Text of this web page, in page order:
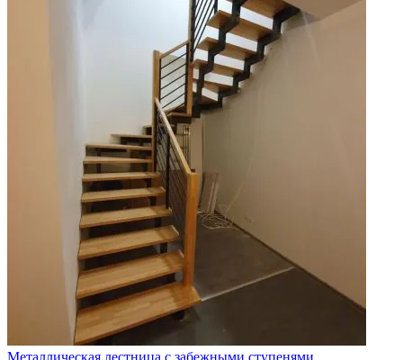
Металлическая лестница с забежными ступенями